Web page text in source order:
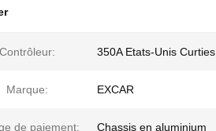
Contrôleur: 350A Etats-Unis Curties
Marque: EXCAR
de paiement: Chassis en aluminium